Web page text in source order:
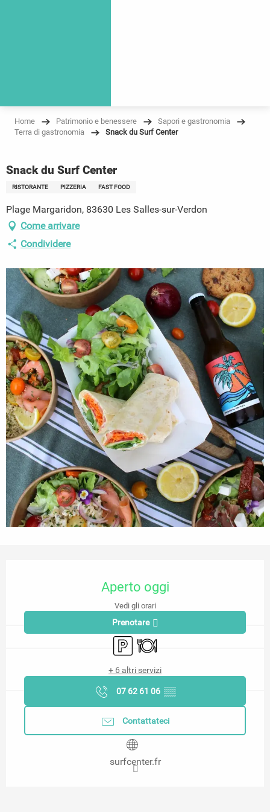
Home Patrimonio e benessere
Sapori e gastronomia
Terra di gastronomia
Snack du Surf Center
Snack du Surf Center
RISTORANTE PIZZERIA FAST FOOD
Plage Margaridon, 83630 Les Salles-sur-Verdon
Come arrivare
Condividere
Aperto oggi
Vedi gli orari
Prenotare
Parcheggio
Ristorante
+ 6 altri servizi
07 62 61 06 ▒▒
Contattateci
surfcenter.fr